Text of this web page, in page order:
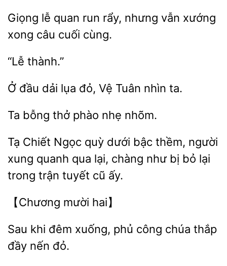
lễ
rẩy, nhưng vẫn xướng
xong câu cuối cùng.
Ở đầu dải lụa Tuân ta.
thở phào nhõm.
Tạ Chiết Ngọc quỳ dưới bậc thềm, người
quanh qua lại, chàng như bị bỏ lại
trong trận
cũ
khi đêm
phủ công chúa thắp
đầy
đỏ.